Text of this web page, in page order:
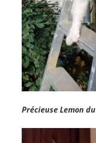
Précieuse Lemon